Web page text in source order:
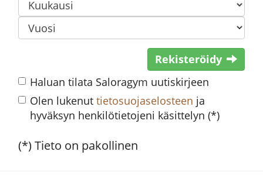
Rekisteröidy
Haluan tilata Saloragym uutiskirjeen
Olen lukenut tietosuojaselosteen ja
hyväksyn henkilötietojeni käsittelyn (*)
(*) Tieto on pakollinen